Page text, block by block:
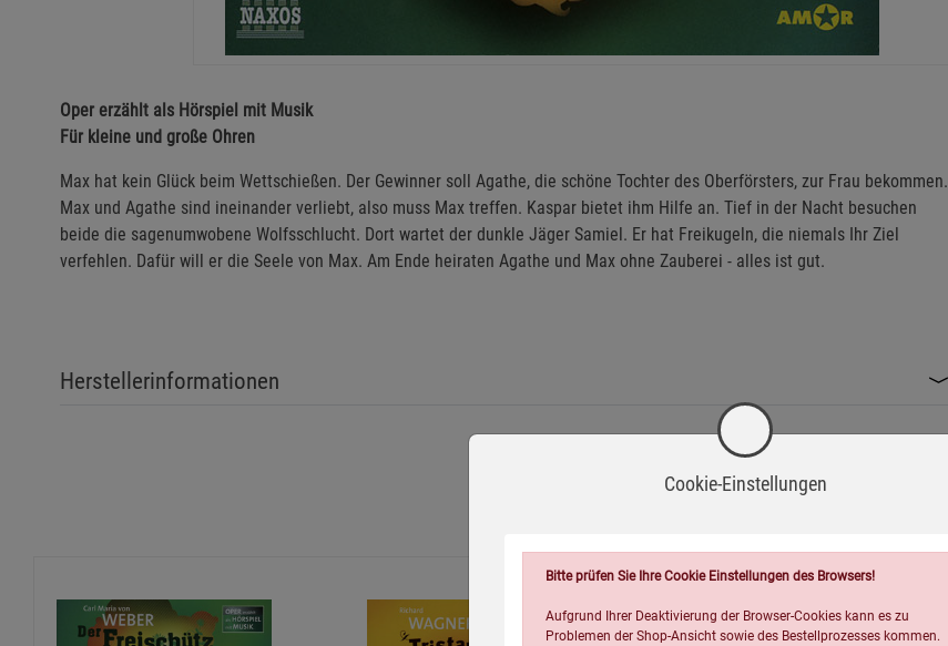
Oper erzählt als Hörspiel mit Musik
Für kleine und große Ohren
Max hat kein Glück beim Wettschießen. Der Gewinner soll Agathe, die schöne Tochter des Oberförsters, zur Frau bekommen.
Max und Agathe sind ineinander verliebt, also muss Max treffen. Kaspar bietet ihm Hilfe an. Tief in der Nacht besuchen
beide die sagenumwobene Wolfsschlucht. Dort wartet der dunkle Jäger Samiel. Er hat Freikugeln, die niemals Ihr Ziel
verfehlen. Dafür will er die Seele von Max. Am Ende heiraten Agathe und Max ohne Zauberei - alles ist gut.
Herstellerinformationen
Cookie-Einstellungen
Bitte prüfen Sie Ihre Cookie Einstellungen des Browsers!
Aufgrund Ihrer Deaktivierung der Browser-Cookies kann es zu
Problemen der Shop-Ansicht sowie des Bestellprozesses kommen.